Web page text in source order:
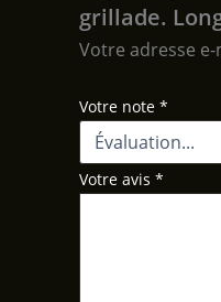
grillade.
Votre adresse
Votre note *
Votre avis *